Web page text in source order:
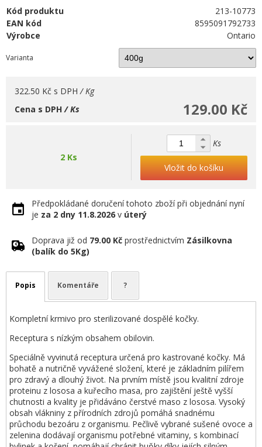
Kód produktu
213-10773
EAN kód
8595091792733
Výrobce
Ontario
Varianta
322.50 Kč s DPH / Kg
129.00 Kč
Cena s DPH/ Ks
2 Ks
Ks
Vložit do košíku
Předpokládané doručení tohoto zboží při objednání nyní
je za 2 dny 11.8.2026 v úterý
Doprava již od 79.00 Kč prostřednictvím Zásilkovna
(balík do 5Kg)
Popis Komentáře ?
Kompletní krmivo pro sterilizované dospělé kočky.
Receptura s nízkým obsahem obilovin.
Speciálně vyvinutá receptura určená pro kastrované kočky. Má
bohatě a nutričně vyvážené složení, které je základním pilířem
pro zdravý a dlouhý život. Na prvním místě jsou kvalitní zdroje
proteinu z lososa a kuřecího masa, pro zajištění ještě vyšší
chutnosti a kvality je přidáváno čerstvé maso z lososa. Vysoký
obsah vlákniny z přírodních zdrojů pomáhá snadnému
průchodu bezoáru z organismu. Pečlivě vybrané sušené ovoce a
zelenina dodávají organismu potřebné vitaminy, s kombinací